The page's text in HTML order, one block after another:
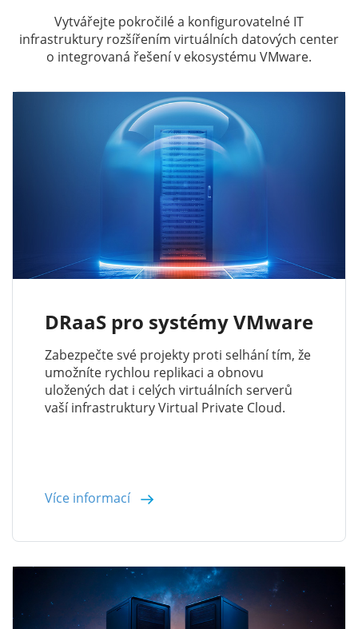
Vytvářejte pokročilé a konfigurovatelné IT
infrastruktury rozšířením virtuálních datových center
o integrovaná řešení v ekosystému VMware.
DRaaS pro systémy VMware
Zabezpečte své projekty proti selhání tím, že
umožníte rychlou replikaci a obnovu
uložených dat i celých virtuálních serverů
vaší infrastruktury Virtual Private Cloud.
Více informací